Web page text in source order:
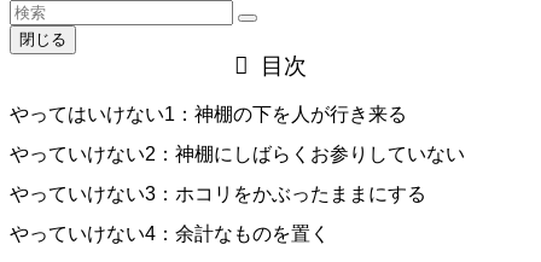
閉じる
目次
やってはいけない1：神棚の下を人が行き来る
やっていけない2：神棚にしばらくお参りしていない
やっていけない3：ホコリをかぶったままにする
やっていけない4：余計なものを置く